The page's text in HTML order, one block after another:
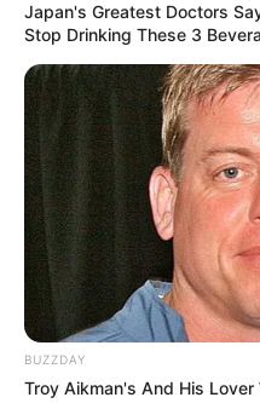
Japan's Greatest Doctors
Stop Drinking These 3
BUZZDAY
Troy Aikman's And His Lover